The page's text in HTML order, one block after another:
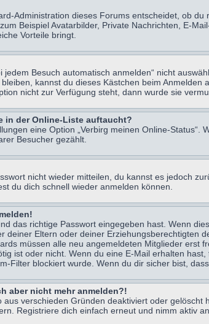
Administration dieses Forums entscheidet, ob
Beispiel Avatarbilder, Private Nachrichten, E-
Vorteile bringt.
Besuch automatisch anmelden“ nicht
kannst du dieses Kästchen beim
nicht zur Verfügung steht, dann wurde sie
in der Online-Liste auftaucht?
eine Option „Verbirg meinen Online-
Besucher gezählt.
nicht wieder mitteilen, du kannst es jedoch
du dich schnell wieder anmelden können.
das richtige Passwort eingegeben hast. Wenn
deiner Eltern oder deiner Erziehungsberechtigten
müssen alle neu angemeldeten Mitglieder
ist oder nicht. Wenn du eine E-Mail erhalten
Filter blockiert wurde. Wenn du dir sicher bist,
aber nicht mehr anmelden?!
verschieden Gründen deaktiviert oder
Registriere dich einfach erneut und nimm aktiv